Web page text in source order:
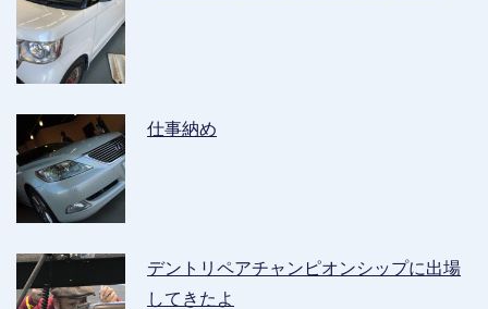
仕事納め
デントリペアチャンピオンシップに出場
してきたよ